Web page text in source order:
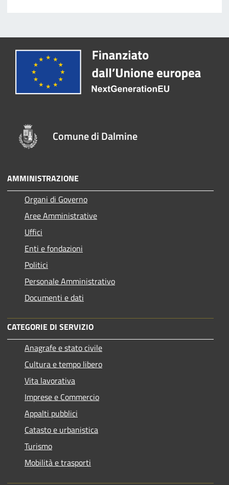
Comune di Dalmine
AMMINISTRAZIONE
Organi di Governo
Aree Amministrative
Uffici
Enti e fondazioni
Politici
Personale Amministrativo
Documenti e dati
CATEGORIE DI SERVIZIO
Anagrafe e stato civile
Cultura e tempo libero
Vita lavorativa
Imprese e Commercio
Appalti pubblici
Catasto e urbanistica
Turismo
Mobilità e trasporti